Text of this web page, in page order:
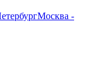
Москва -